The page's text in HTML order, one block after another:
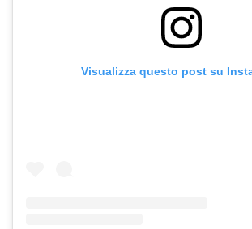
Visualizza questo post su